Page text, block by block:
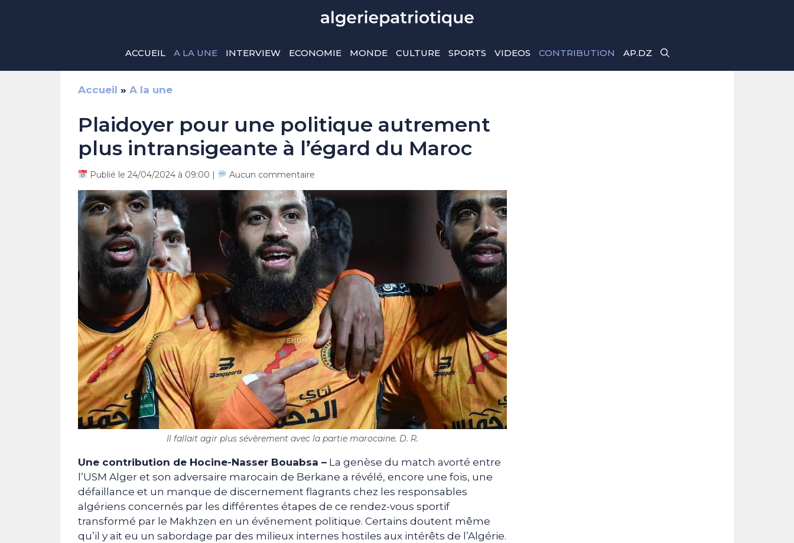
ACCUEIL A LA UNE INTERVIEW ECONOMIE MONDE CULTURE SPORTS VIDEOS CONTRIBUTION AP.DZ
Accueil » A la une
Plaidoyer pour une politique autrement
plus intransigeante à l’égard du Maroc
Publié le 24/04/2024 à 09:00 | Aucun commentaire
Il fallait agir plus sévèrement avec la partie marocaine. D. R.
Une contribution de Hocine-Nasser Bouabsa – La genèse du match avorté entre
l’USM Alger et son adversaire marocain de Berkane a révélé, encore une fois, une
défaillance et un manque de discernement flagrants chez les responsables
algériens concernés par les différentes étapes de ce rendez-vous sportif
transformé par le Makhzen en un événement politique. Certains doutent même
qu’il y ait eu un sabordage par des milieux internes hostiles aux intérêts de l’Algérie.